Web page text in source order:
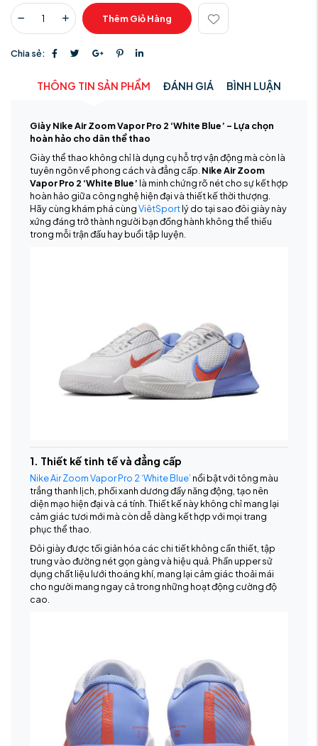
Thêm Giỏ Hàng
Chia sẻ:
THÔNG TIN SẢN PHẨM ĐÁNH GIÁ BÌNH LUẬN
Giày Nike Air Zoom Vapor Pro 2 ‘White Blue’ – Lựa chọn
hoàn hảo cho dân thể thao
Giày thể thao không chỉ là dụng cụ hỗ trợ vận động mà còn là
tuyên ngôn về phong cách và đẳng cấp. Nike Air Zoom
Vapor Pro 2 ‘White Blue’ là minh chứng rõ nét cho sự kết hợp
hoàn hảo giữa công nghệ hiện đại và thiết kế thời thượng.
Hãy cùng khám phá cùngViêtSportlý do tại sao đôi giày này
xứng đáng trở thành người bạn đồng hành không thể thiếu
trong mỗi trận đấu hay buổi tập luyện.
1. Thiết kế tinh tế và đẳng cấp
Nike Air Zoom Vapor Pro 2 ‘White Blue’ nổi bật với tông màu
trắng thanh lịch, phối xanh dương đầy năng động, tạo nên
diện mạo hiện đại và cá tính. Thiết kế này không chỉ mang lại
cảm giác tươi mới mà còn dễ dàng kết hợp với mọi trang
phục thể thao.
Đôi giày được tối giản hóa các chi tiết không cần thiết, tập
trung vào đường nét gọn gàng và hiệu quả. Phần upper sử
dụng chất liệu lưới thoáng khí, mang lại cảm giác thoải mái
cho người mang ngay cả trong những hoạt động cường độ
cao.